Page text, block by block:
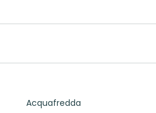
Acquafredda